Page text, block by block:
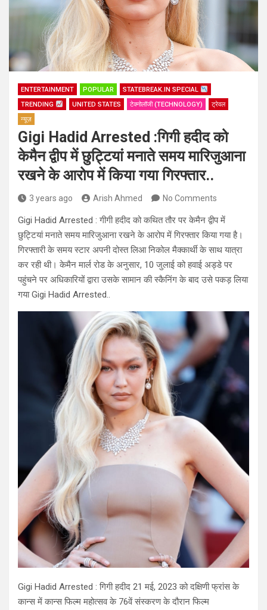
ENTERTAINMENT POPULAR
STATEBREAK.IN SPECIAL
TRENDING
UNITED STATES टेक्नोलॉजी (TECHNOLOGY)
ट्रेवल
न्यूज़
Gigi Hadid Arrested :गिगी हदीद को
केमैन द्वीप में छुट्टियां मनाते समय मारिजुआना
रखने के आरोप में किया गया गिरफ्तार..
3 years ago Arish Ahmed No Comments
Gigi Hadid Arrested : गीगी हदीद को कथित तौर पर केमैन द्वीप में
छुट्टियां मनाते समय मारिजुआना रखने के आरोप में गिरफ्तार किया गया है।
गिरफ्तारी के समय स्टार अपनी दोस्त लिआ निकोल मैक्कार्थी के साथ यात्रा
कर रही थी। केमैन मार्ल रोड के अनुसार, 10 जुलाई को हवाई अड्डे पर
पहुंचने पर अधिकारियों द्वारा उसके सामान की स्कैनिंग के बाद उसे पकड़ लिया
गया Gigi Hadid Arrested..
Gigi Hadid Arrested : गिगी हदीद 21 मई, 2023 को दक्षिणी फ्रांस के
कान्स में कान्स फिल्म महोत्सव के 76वें संस्करण के दौरान फिल्म